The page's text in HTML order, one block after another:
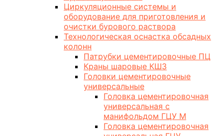
Циркуляционные системы и
оборудование для приготовления и
очистки бурового раствора
Технологическая оснастка обсадных
колонн
Патрубки цементировочные ПЦ
Краны шаровые КШЗ
Головки цементировочные
универсальные
Головка цементировочная
универсальная с
манифольдом ГЦУ М
Головка цементировочная